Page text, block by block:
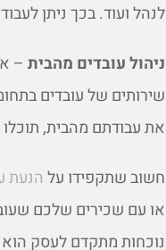
לנהל ועוד. בכך ניתן
ניהול עובדים מהבית–
שירותים של עובדים
את עבודתם מהבית,
חשוב שתקפידו על הנעת
או עם שכירים שלכם
נוכחות מתקדם לעסק